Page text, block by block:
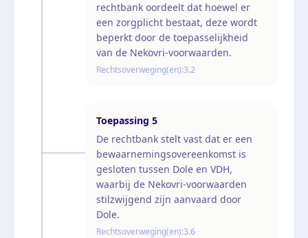
rechtbank oordeelt dat hoewel er
een zorgplicht bestaat, deze wordt
beperkt door de toepasselijkheid
van de Nekovri-voorwaarden.
Rechtsoverweging(en):3.2
Toepassing 5
De rechtbank stelt vast dat er een
bewaarnemingsovereenkomst is
gesloten tussen Dole en VDH,
waarbij de Nekovri-voorwaarden
stilzwijgend zijn aanvaard door
Dole.
Rechtsoverweging(en):3.6